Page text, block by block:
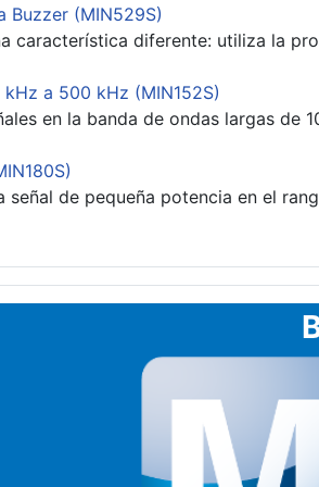
Buzzer (MIN529S)
diferente: utiliza la
a 500 kHz (MIN152S)
en la banda de ondas largas de
señal de pequeña potencia en el